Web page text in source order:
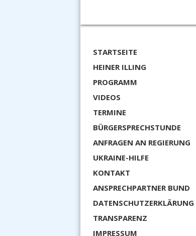
STARTSEITE
HEINER ILLING
PROGRAMM
VIDEOS
TERMINE
BÜRGERSPRECHSTUNDE
ANFRAGEN AN REGIERUNG
UKRAINE-HILFE
KONTAKT
ANSPRECHPARTNER BUND
DATENSCHUTZERKLÄRUNG
TRANSPARENZ
IMPRESSUM